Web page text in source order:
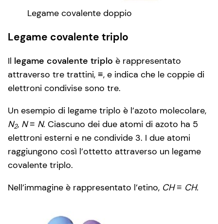
Legame covalente doppio
Legame covalente triplo
Il legame covalente triplo è rappresentato
attraverso tre trattini, ≡, e indica che le coppie di
elettroni condivise sono tre.
Un esempio di legame triplo è l’azoto molecolare,
N2, N ≡ N. Ciascuno dei due atomi di azoto ha 5
elettroni esterni e ne condivide 3. I due atomi
raggiungono così l’ottetto attraverso un legame
covalente triplo.
Nell’immagine è rappresentato l’etino, CH ≡ CH.